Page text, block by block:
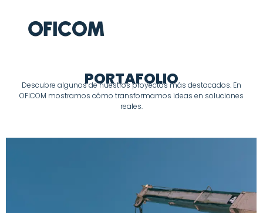
PORTAFOLIO
Descubre algunos de nuestros proyectos más destacados. En
OFICOM mostramos cómo transformamos ideas en soluciones
reales.